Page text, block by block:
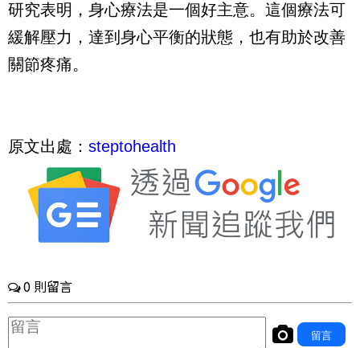
研究表明，身心療法是一個好主意。這個療法可
緩解壓力，達到身心平衡的狀態，也有助於改善
關節疼痛。
原文出處： steptohealth